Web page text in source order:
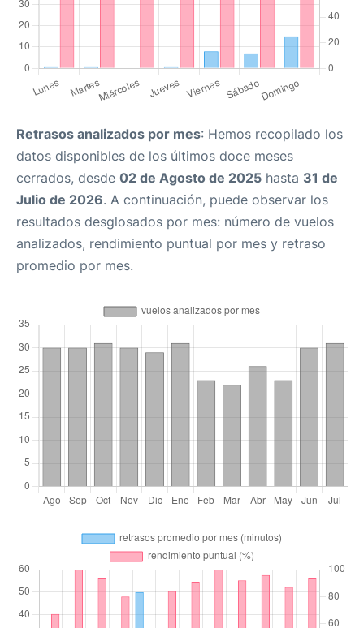
Retrasos analizados por mes: Hemos recopilado los
datos disponibles de los últimos doce meses
cerrados, desde 02 de Agosto de 2025 hasta 31 de
Julio de 2026. A continuación, puede observar los
resultados desglosados por mes: número de vuelos
analizados, rendimiento puntual por mes y retraso
promedio por mes.